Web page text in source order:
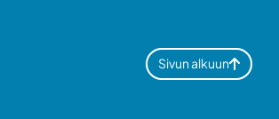
Sivun alkuun